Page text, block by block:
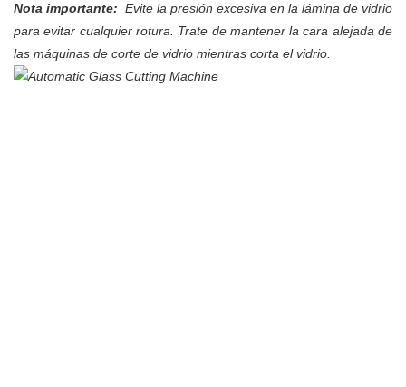
Nota importante: Evite la presión excesiva en la lámina de vidrio
para evitar cualquier rotura. Trate de mantener la cara alejada de
las máquinas de corte de vidrio mientras corta el vidrio.